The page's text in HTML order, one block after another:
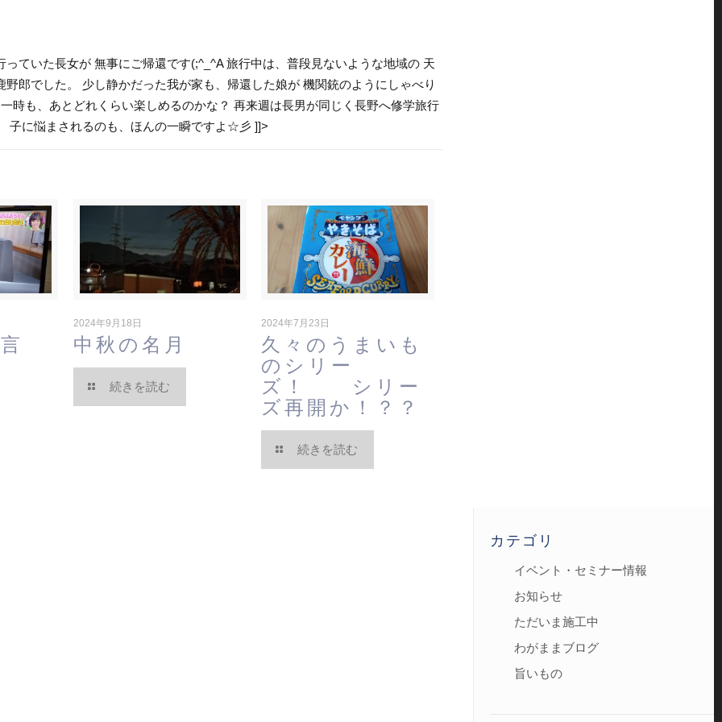
ていた長女が 無事にご帰還です(;^_^A 旅行中は、普段見ないような地域の 天
郎でした。 少し静かだった我が家も、帰還した娘が 機関銃のようにしゃべり
時も、あとどれくらい楽しめるのかな？ 再来週は長男が同じく長野へ修学旅行
子に悩まされるのも、ほんの一瞬ですよ☆彡 ]]>
2024年9月18日
中秋の名月
続きを読む
2024年7月23日
久々のうまいも
のシリー
ズ！ シリー
ズ再開か！？？
続きを読む
カテゴリ
イベント・セミナー情報
お知らせ
ただいま施工中
わがままブログ
旨いもの